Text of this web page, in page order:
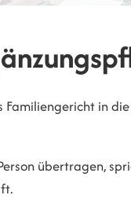
in
übertragen,